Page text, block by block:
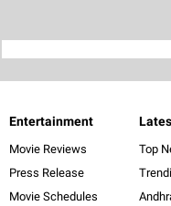
Entertainment
Movie Reviews
Press Release
Movie Schedules
Top